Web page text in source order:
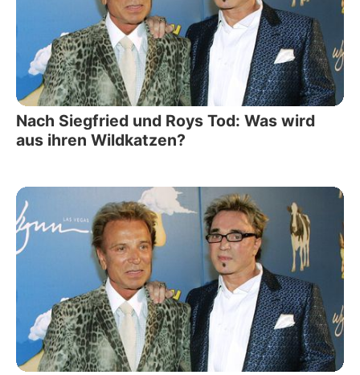
Nach Siegfried und Roys Tod: Was wird
aus ihren Wildkatzen?